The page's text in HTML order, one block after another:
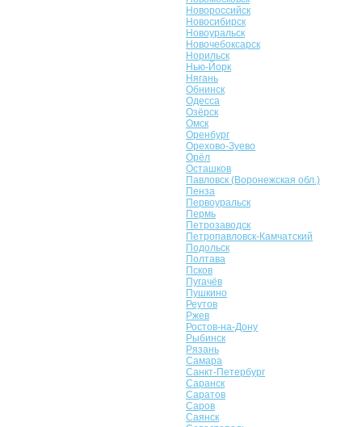
Новороссийск
Новосибирск
Новоуральск
Новочебоксарск
Норильск
Нью-Йорк
Нягань
Обнинск
Одесса
Озёрск
Омск
Оренбург
Орехово-Зуево
Орёл
Осташков
Павловск (Воронежская обл.)
Пенза
Первоуральск
Пермь
Петрозаводск
Петропавловск-Камчатский
Подольск
Полтава
Псков
Пугачёв
Пушкино
Реутов
Ржев
Ростов-на-Дону
Рыбинск
Рязань
Самара
Санкт-Петербург
Саранск
Саратов
Саров
Саянск